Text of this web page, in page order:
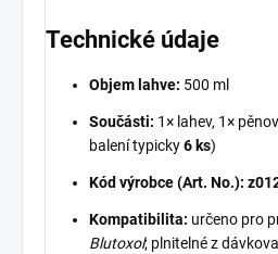
Technické údaje
Objem lahve: 500 ml
Součásti: 1× lahev, 1×
balení typicky6 ks)
Kód výrobce (Art. No.):
Kompatibilita: určeno pro
Blutoxol; plnitelné z